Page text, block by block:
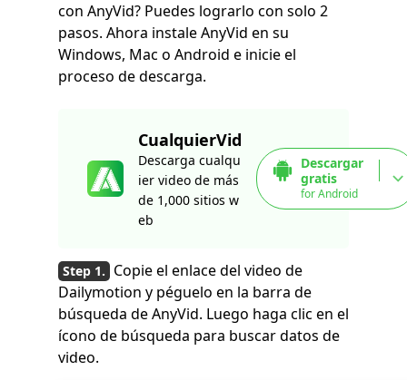
con AnyVid? Puedes lograrlo con solo 2
pasos. Ahora instale AnyVid en su
Windows, Mac o Android e inicie el
proceso de descarga.
CualquierVid
Descarga cualqu
ier video de más
de 1,000 sitios w
eb
Descargar
gratis
for Android
Copie el enlace del video de
Dailymotion y péguelo en la barra de
búsqueda de AnyVid. Luego haga clic en el
ícono de búsqueda para buscar datos de
video.